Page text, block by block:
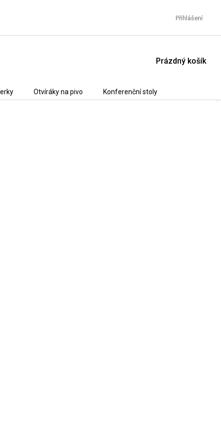
Přihlášení
NÁKUPNÍ
Prázdný košík
Otvíráky na pivo Konferenční stoly